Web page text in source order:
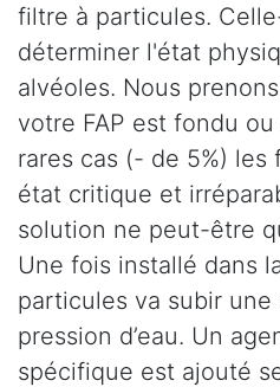
filtre à particules.
déterminer l'état
alvéoles. Nous
votre FAP est fondu ou
rares cas (- de 5%) les
état critique et
solution ne peut-être
Une fois installé dans
particules va subir une
pression d’eau. Un
spécifique est ajouté